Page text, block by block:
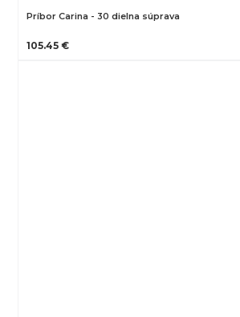
Príbor Carina - 30 dielna súprava
105.45 €